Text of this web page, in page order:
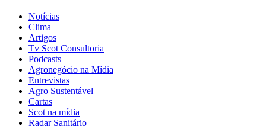
Notícias
Clima
Artigos
Tv Scot Consultoria
Podcasts
Agronegócio na Mídia
Entrevistas
Agro Sustentável
Cartas
Scot na mídia
Radar Sanitário